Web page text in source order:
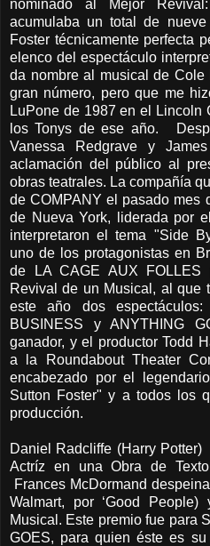
nominado al Mejor
acumulaba un total de
Foster técnicamente perfecta
elenco del espectáculo
da nombre al musical de Cole
gran número, pero que me
LuPone de 1987 en el Lincoln
los Tonys de ese año.
Vanessa Redgrave y
aclamación del público al
obras teatrales. La compañía
de COMPANY el pasado mes
de Nueva York, liderada por
interpretaron el tema "Side
uno de los protagonistas en
de LA CAGE AUX
Revival de un Musical, al que
este año dos
BUSINESS y ANYTHING
ganador, y el productor Todd
a la Roundabout Theater
encabezado por el
Sutton Foster" y a todos los
producción.
Daniel Radcliffe (Harry
Actríz en una Obra de
Frances McDormand
Walmart, por ‘Good
Musical. Este premio fue para
GOES, para quien éste es